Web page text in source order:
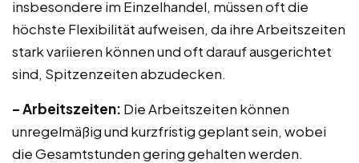
insbesondere im Einzelhandel, müssen oft die
höchste Flexibilität aufweisen, da ihre Arbeitszeiten
stark variieren können und oft darauf ausgerichtet
sind, Spitzenzeiten abzudecken.
– Arbeitszeiten: Die Arbeitszeiten können
unregelmäßig und kurzfristig geplant sein, wobei
die Gesamtstunden gering gehalten werden.